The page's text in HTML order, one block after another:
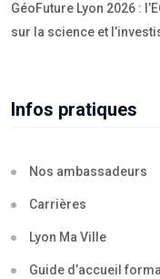
GéoFuture Lyon 2026 :
sur la science et
Infos pratiques
Nos ambassadeurs
Carrières
Lyon Ma Ville
Guide d’accueil